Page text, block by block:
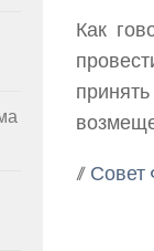
Как
//Совет